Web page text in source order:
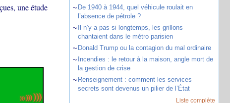
une étude
~ De 1940 à 1944, quel véhicule roulait en
l’absence de pétrole ?
~
Il n’y a pas si longtemps, les grillons
chantaient dans le métro parisien
~ Donald Trump ou la contagion du mal ordinaire
~ Incendies : le retour à la maison, angle mort de
la gestion de crise
~ Renseignement : comment les services
secrets sont devenus un pilier de l’État
Liste complète